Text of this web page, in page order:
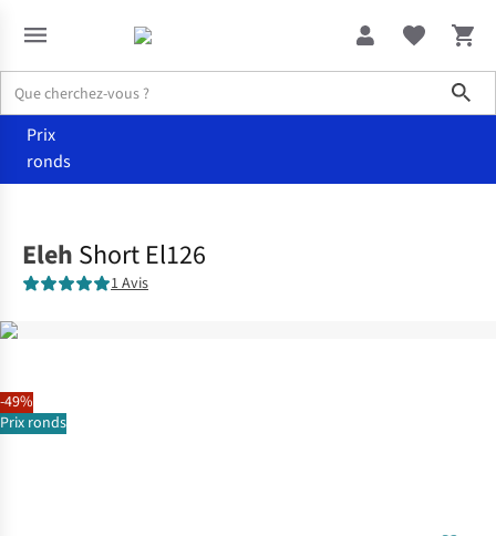
Prix
ronds
-49%
Prix ronds
Eleh Short El126
1 Avis